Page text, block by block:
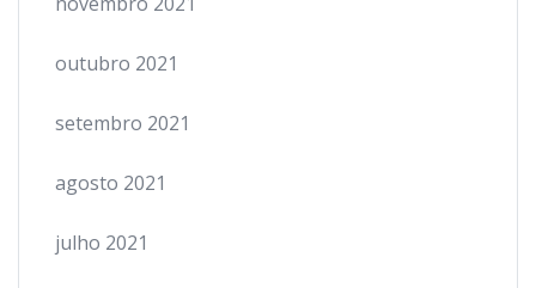
outubro 2021
setembro 2021
agosto 2021
julho 2021